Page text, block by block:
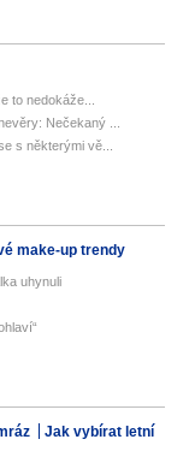
to nedokáže...
Nečekaný ...
s některými vě...
make-up trendy
uhynuli
Jak vybírat letní